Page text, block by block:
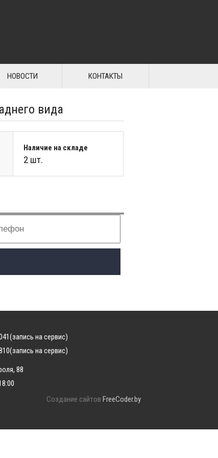
НОВОСТИ КОНТАКТЫ
вида
Наличие на складе
2 шт.
(запись на сервис)
(запись на сервис)
88
Создание сайтов FreeCoder.by